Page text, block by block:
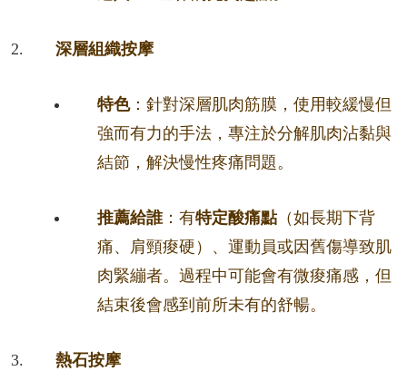
深層組織按摩
特色：針對深層肌肉筋膜，使用較緩慢但
強而有力的手法，專注於分解肌肉沾黏與
結節，解決慢性疼痛問題。
推薦給誰：有特定酸痛點（如長期下背
痛、肩頸痠硬）、運動員或因舊傷導致肌
肉緊繃者。過程中可能會有微痠痛感，但
結束後會感到前所未有的舒暢。
熱石按摩